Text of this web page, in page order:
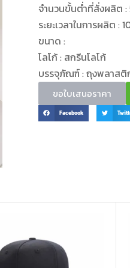
จำนวนขั้นต่ำที่สั่งผลิต :
ระยะเวลาในการผลิต :
ขนาด :
โลโก้ : สกรีนโลโก้
บรรจุภัณฑ์ : ถุงพลาสติ
ขอใบเสนอราคา
Facebook